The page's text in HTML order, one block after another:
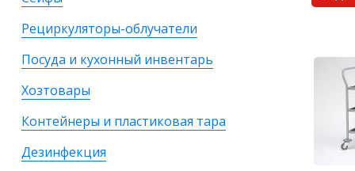
Рециркуляторы-облучатели
Посуда и кухонный инвентарь
Хозтовары
Контейнеры и пластиковая тара
Дезинфекция